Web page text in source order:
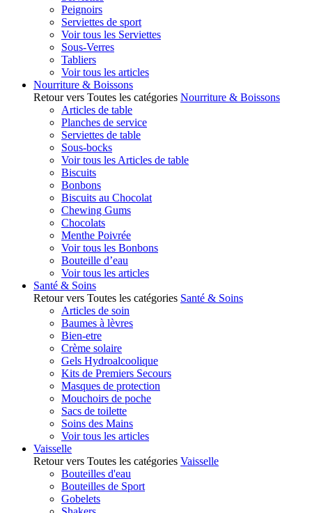
Peignoirs
Serviettes de sport
Voir tous les Serviettes
Sous-Verres
Tabliers
Voir tous les articles
Nourriture & Boissons
Retour vers Toutes les catégories Nourriture & Boissons
Articles de table
Planches de service
Serviettes de table
Sous-bocks
Voir tous les Articles de table
Biscuits
Bonbons
Biscuits au Chocolat
Chewing Gums
Chocolats
Menthe Poivrée
Voir tous les Bonbons
Bouteille d’eau
Voir tous les articles
Santé & Soins
Retour vers Toutes les catégories Santé & Soins
Articles de soin
Baumes à lèvres
Bien-etre
Crème solaire
Gels Hydroalcoolique
Kits de Premiers Secours
Masques de protection
Mouchoirs de poche
Sacs de toilette
Soins des Mains
Voir tous les articles
Vaisselle
Retour vers Toutes les catégories Vaisselle
Bouteilles d'eau
Bouteilles de Sport
Gobelets